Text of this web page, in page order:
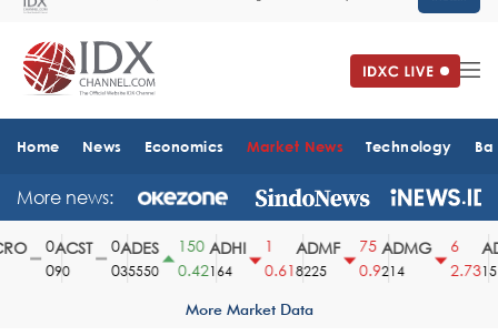
Home News Economics Market News Technology
More news:
ACST
90
ADES
35550
150
0.42
ADHI
164
0.61
ADMF
8225
75
0.9
ADMG
214
2.731510
More Market Data